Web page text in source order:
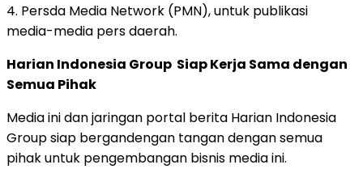
4. Persda Media Network (PMN), untuk publikasi
media-media pers daerah.
Harian Indonesia Group Siap Kerja Sama dengan
Semua Pihak
Media ini dan jaringan portal berita Harian Indonesia
Group siap bergandengan tangan dengan semua
pihak untuk pengembangan bisnis media ini.